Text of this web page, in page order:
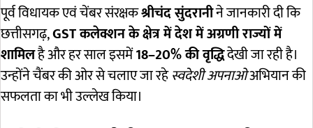
पूर्व विधायक एवं चेंबर संरक्षकश्रीचंद सुंदरानीने जानकारी दी कि
छत्तीसगढ़,GST कलेक्शन के क्षेत्र में देश में अग्रणी राज्यों में
शामिलहै और हर साल इसमें18–20% की वृद्धिदेखी जा रही है।
उन्होंने चैंबर की ओर से चलाए जा रहेस्वदेशी अपनाओअभियान की
सफलता का भी उल्लेख किया।